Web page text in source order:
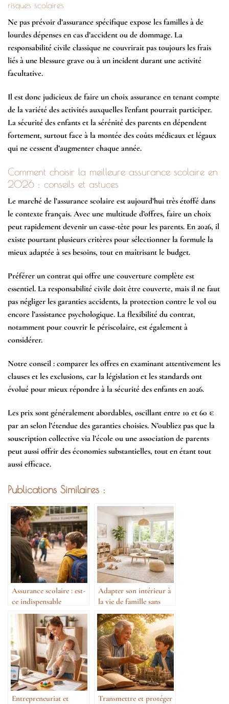
risques scolaires
Ne pas prévoir d’assurance spécifique expose les familles à de
lourdes dépenses en cas d’accident ou de dommage. La
responsabilité civile classique ne couvrirait pas toujours les frais
liés à une blessure grave ou à un incident durant une activité
facultative.
Il est donc judicieux de faire un choix assurance en tenant compte
de la variété des activités auxquelles l’enfant pourrait participer.
La sécurité des enfants et la sérénité des parents en dépendent
fortement, surtout face à la montée des coûts médicaux et légaux
qui ne cessent d’augmenter chaque année.
Comment choisir la meilleure assurance scolaire en
2026 : conseils et astuces
Le marché de l’assurance scolaire est aujourd’hui très étoffé dans
le contexte français. Avec une multitude d’offres, faire un choix
peut rapidement devenir un casse-tête pour les parents. En 2026, il
existe pourtant plusieurs critères pour sélectionner la formule la
mieux adaptée à ses besoins, tout en maîtrisant le budget.
Préférer un contrat qui offre une couverture complète est
essentiel. La responsabilité civile doit être couverte, mais il ne faut
pas négliger les garanties accidents, la protection contre le vol ou
encore l’assistance psychologique. La flexibilité du contrat,
notamment pour couvrir le périscolaire, est également à
considérer.
Notre conseil : comparer les offres en examinant attentivement les
clauses et les exclusions, car la législation et les standards ont
évolué pour mieux répondre à la sécurité des enfants en 2026.
Les prix sont généralement abordables, oscillant entre 10 et 60 €
par an selon l’étendue des garanties choisies. N’oubliez pas que la
souscription collective via l’école ou une association de parents
peut aussi offrir des économies substantielles, tout en étant tout
aussi efficace.
Publications Similaires :
Assurance scolaire : est-
ce indispensable
Adapter son intérieur à
la vie de famille sans
renoncer au style
Entrepreneuriat et Transmettre et protéger